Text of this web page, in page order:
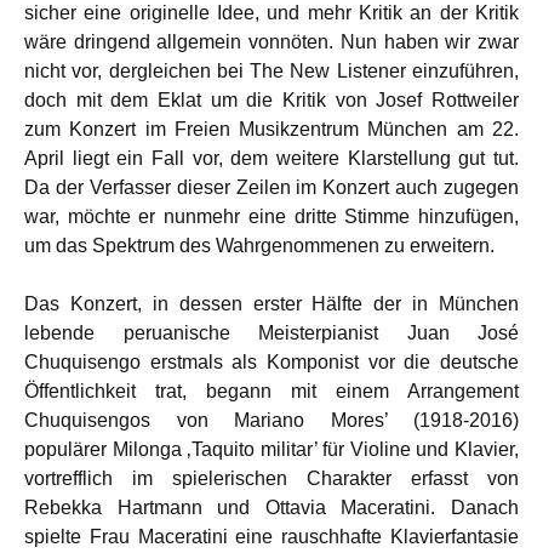
sicher eine originelle Idee, und mehr Kritik an der Kritik
wäre dringend allgemein vonnöten. Nun haben wir zwar
nicht vor, dergleichen bei The New Listener einzuführen,
doch mit dem Eklat um die Kritik von Josef Rottweiler
zum Konzert im Freien Musikzentrum München am 22.
April liegt ein Fall vor, dem weitere Klarstellung gut tut.
Da der Verfasser dieser Zeilen im Konzert auch zugegen
war, möchte er nunmehr eine dritte Stimme hinzufügen,
um das Spektrum des Wahrgenommenen zu erweitern.
Das Konzert, in dessen erster Hälfte der in München
lebende peruanische Meisterpianist Juan José
Chuquisengo erstmals als Komponist vor die deutsche
Öffentlichkeit trat, begann mit einem Arrangement
Chuquisengos von Mariano Mores’ (1918-2016)
populärer Milonga ‚Taquito militar’ für Violine und Klavier,
vortrefflich im spielerischen Charakter erfasst von
Rebekka Hartmann und Ottavia Maceratini. Danach
spielte Frau Maceratini eine rauschhafte Klavierfantasie